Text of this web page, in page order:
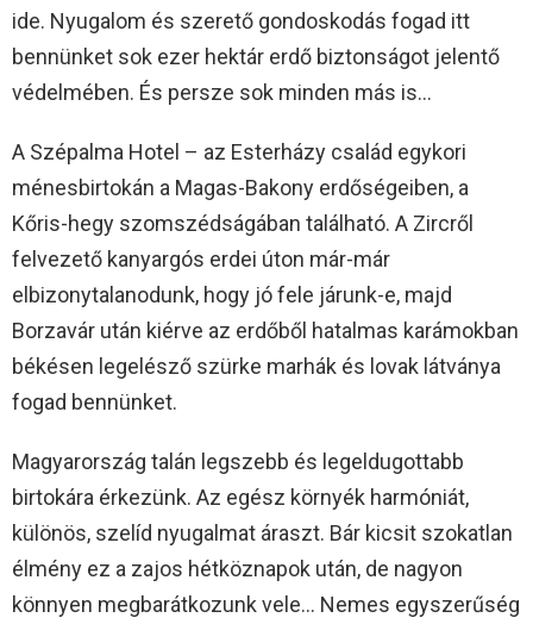
ide. Nyugalom és szerető gondoskodás fogad itt
bennünket sok ezer hektár erdő biztonságot jelentő
védelmében. És persze sok minden más is…
A Szépalma Hotel – az Esterházy család egykori
ménesbirtokán a Magas-Bakony erdőségeiben, a
Kőris-hegy szomszédságában található. A Zircről
felvezető kanyargós erdei úton már-már
elbizonytalanodunk, hogy jó fele járunk-e, majd
Borzavár után kiérve az erdőből hatalmas karámokban
békésen legelésző szürke marhák és lovak látványa
fogad bennünket.
Magyarország talán legszebb és legeldugottabb
birtokára érkezünk. Az egész környék harmóniát,
különös, szelíd nyugalmat áraszt. Bár kicsit szokatlan
élmény ez a zajos hétköznapok után, de nagyon
könnyen megbarátkozunk vele… Nemes egyszerűség